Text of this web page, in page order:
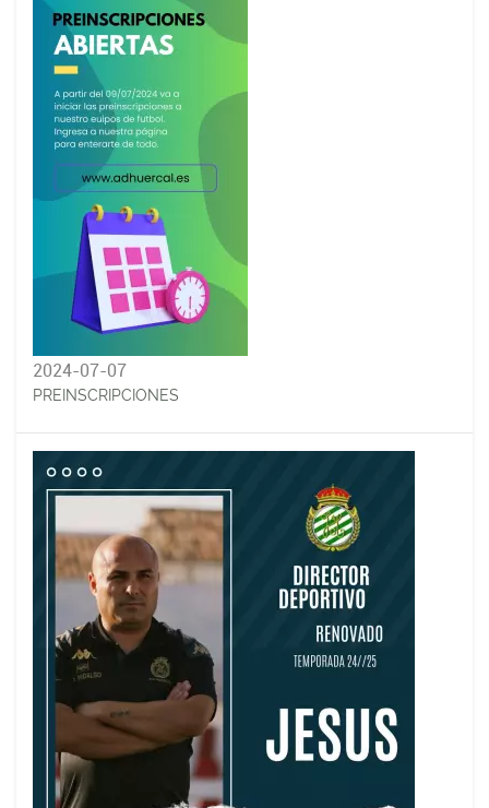
2024-07-07
PREINSCRIPCIONES